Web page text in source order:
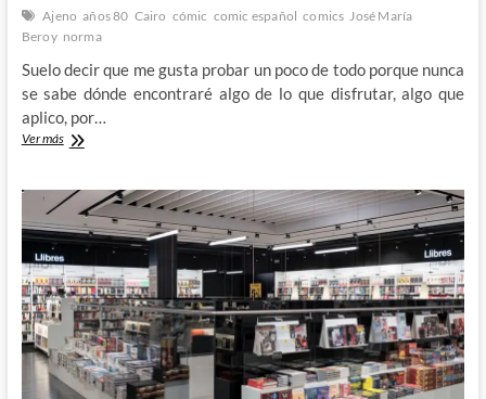
Ajeno años 80 Cairo cómic comic español comics José María
Beroy norma
Suelo decir que me gusta probar un poco de todo porque nunca
se sabe dónde encontraré algo de lo que disfrutar, algo que
aplico, por…
Ver másEl
y
surrealista
del
Ajeno
de
José
María
Beroy